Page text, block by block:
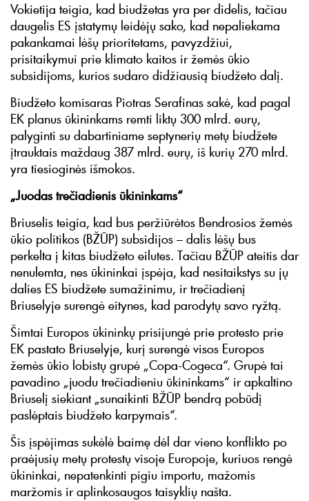
Vokietija teigia, kad biudžetas yra per didelis, tačiau
daugelis ES įstatymų leidėjų sako, kad nepaliekama
pakankamai lėšų prioritetams, pavyzdžiui,
prisitaikymui prie klimato kaitos ir žemės ūkio
subsidijoms, kurios sudaro didžiausią biudžeto dalį.
Biudžeto komisaras Piotras Serafinas sakė, kad pagal
EK planus ūkininkams remti liktų 300 mlrd. eurų,
palyginti su dabartiniame septynerių metų biudžete
įtrauktais maždaug 387 mlrd. eurų, iš kurių 270 mlrd.
yra tiesioginės išmokos.
„Juodas trečiadienis ūkininkams“
Briuselis teigia, kad bus peržiūrėtos Bendrosios žemės
ūkio politikos (BŽŪP) subsidijos – dalis lėšų bus
perkelta į kitas biudžeto eilutes. Tačiau BŽŪP ateitis dar
nenulemta, nes ūkininkai įspėja, kad nesitaikstys su jų
dalies ES biudžete sumažinimu, ir trečiadienį
Briuselyje surengė eitynes, kad parodytų savo ryžtą.
Šimtai Europos ūkininkų prisijungė prie protesto prie
EK pastato Briuselyje, kurį surengė visos Europos
žemės ūkio lobistų grupė „Copa-Cogeca“. Grupė tai
pavadino „juodu trečiadieniu ūkininkams“ ir apkaltino
Briuselį siekiant „sunaikinti BŽŪP bendrą pobūdį
paslėptais biudžeto karpymais“.
Šis įspėjimas sukėlė baimę dėl dar vieno konflikto po
praėjusių metų protestų visoje Europoje, kuriuos rengė
ūkininkai, nepatenkinti pigiu importu, mažomis
maržomis ir aplinkosaugos taisyklių našta.